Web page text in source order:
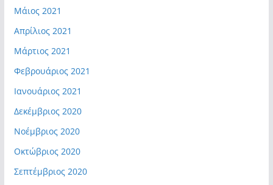
Μάιος 2021
Απρίλιος 2021
Μάρτιος 2021
Φεβρουάριος 2021
Ιανουάριος 2021
Δεκέμβριος 2020
Νοέμβριος 2020
Οκτώβριος 2020
Σεπτέμβριος 2020